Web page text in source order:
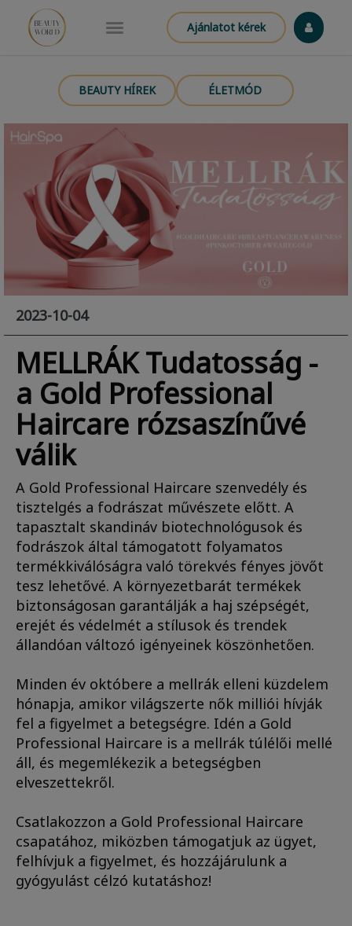
Ajánlatot kérek
BEAUTY HÍREK ÉLETMÓD
2023-10-04
MELLRÁK Tudatosság -
a Gold Professional
Haircare rózsaszínűvé
válik
A Gold Professional Haircare szenvedély és
tisztelgés a fodrászat művészete előtt. A
tapasztalt skandináv biotechnológusok és
fodrászok által támogatott folyamatos
termékkiválóságra való törekvés fényes jövőt
tesz lehetővé. A környezetbarát termékek
biztonságosan garantálják a haj szépségét,
erejét és védelmét a stílusok és trendek
állandóan változó igényeinek köszönhetően.
Minden év októbere a mellrák elleni küzdelem
hónapja, amikor világszerte nők milliói hívják
fel a figyelmet a betegségre. Idén a Gold
Professional Haircare is a mellrák túlélői mellé
áll, és megemlékezik a betegségben
elveszettekről.
Csatlakozzon a Gold Professional Haircare
csapatához, miközben támogatjuk az ügyet,
felhívjuk a figyelmet, és hozzájárulunk a
gyógyulást célzó kutatáshoz!